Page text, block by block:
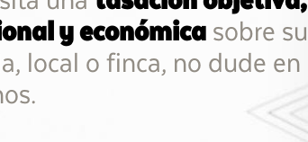
y económica sobre su
local o finca, no dude en